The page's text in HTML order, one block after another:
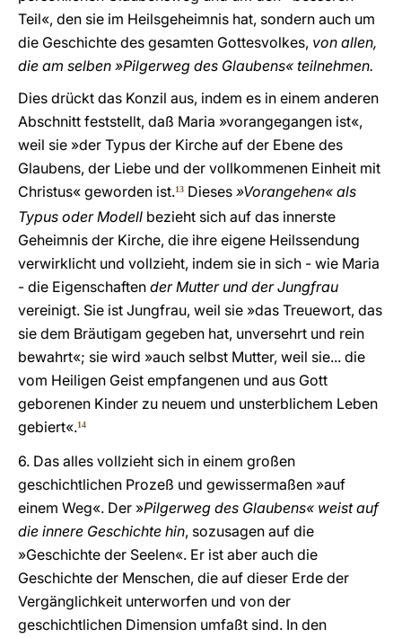
Teil«, den sie im Heilsgeheimnis hat, sondern auch um
die Geschichte des gesamten Gottesvolkes, von allen,
die am selben »Pilgerweg des Glaubens« teilnehmen.
Dies drückt das Konzil aus, indem es in einem anderen
Abschnitt feststellt, daß Maria »vorangegangen ist«,
weil sie »der Typus der Kirche auf der Ebene des
Glaubens, der Liebe und der vollkommenen Einheit mit
Christus« geworden ist.13 Dieses »Vorangehen« als
Typus oder Modell bezieht sich auf das innerste
Geheimnis der Kirche, die ihre eigene Heilssendung
verwirklicht und vollzieht, indem sie in sich - wie Maria
- die Eigenschaften der Mutter und der Jungfrau
vereinigt. Sie ist Jungfrau, weil sie »das Treuewort, das
sie dem Bräutigam gegeben hat, unversehrt und rein
bewahrt«; sie wird »auch selbst Mutter, weil sie... die
vom Heiligen Geist empfangenen und aus Gott
geborenen Kinder zu neuem und unsterblichem Leben
gebiert«.14
6. Das alles vollzieht sich in einem großen
geschichtlichen Prozeß und gewissermaßen »auf
einem Weg«. Der »Pilgerweg des Glaubens« weist auf
die innere Geschichte hin, sozusagen auf die
»Geschichte der Seelen«. Er ist aber auch die
Geschichte der Menschen, die auf dieser Erde der
Vergänglichkeit unterworfen und von der
geschichtlichen Dimension umfaßt sind. In den